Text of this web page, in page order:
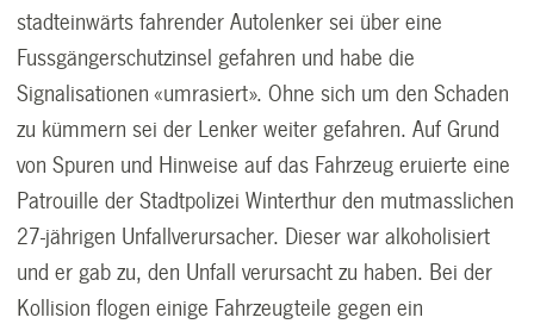
stadteinwärts fahrender Autolenker sei über eine
Fussgängerschutzinsel gefahren und habe die
Signalisationen «umrasiert». Ohne sich um den Schaden
zu kümmern sei der Lenker weiter gefahren. Auf Grund
von Spuren und Hinweise auf das Fahrzeug eruierte eine
Patrouille der Stadtpolizei Winterthur den mutmasslichen
27-jährigen Unfallverursacher. Dieser war alkoholisiert
und er gab zu, den Unfall verursacht zu haben. Bei der
Kollision flogen einige Fahrzeugteile gegen ein